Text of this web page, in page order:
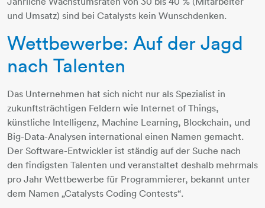
und Umsatz) sind bei Catalysts kein Wunschdenken.
Wettbewerbe: Auf der Jagd
nach Talenten
Das Unternehmen hat sich nicht nur als Spezialist in
zukunftsträchtigen Feldern wie Internet of Things,
künstliche Intelligenz, Machine Learning, Blockchain, und
Big-Data-Analysen international einen Namen gemacht.
Der Software-Entwickler ist ständig auf der Suche nach
den findigsten Talenten und veranstaltet deshalb mehrmals
pro Jahr Wettbewerbe für Programmierer, bekannt unter
dem Namen „Catalysts Coding Contests“.